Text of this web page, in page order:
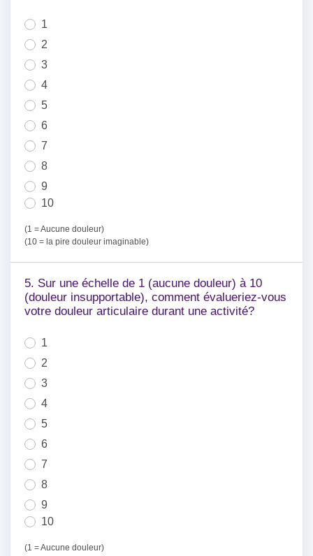
1
2
3
4
5
6
7
8
9
10
(1 = Aucune douleur)
(10 = la pire douleur imaginable)
5. Sur une échelle de 1 (aucune douleur) à 10
(douleur insupportable), comment évalueriez-vous
votre douleur articulaire durant une activité?
1
2
3
4
5
6
7
8
9
10
(1 = Aucune douleur)